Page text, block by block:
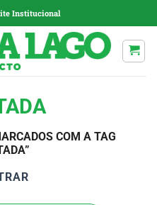
Institucional
COM A TAG